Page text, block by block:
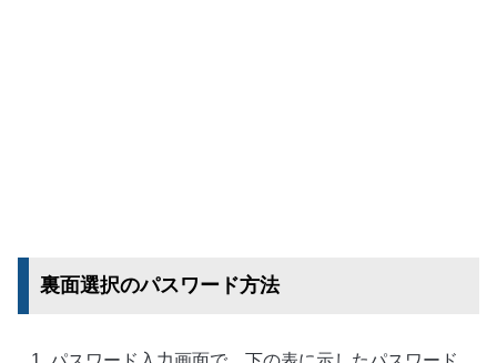
裏面選択のパスワード方法